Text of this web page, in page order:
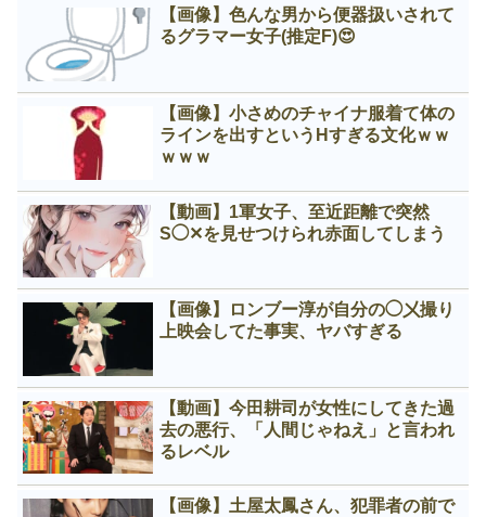
【画像】色んな男から便器扱いされて
るグラマー女子(推定F)😍
【画像】小さめのチャイナ服着て体の
ラインを出すというНすぎる文化ｗｗ
ｗｗｗ
【動画】1軍女子、至近距離で突然
S◯✕を見せつけられ赤面してしまう
【画像】ロンブー淳が自分の◯㐅撮り
上映会してた事実、ヤバすぎる
【動画】今田耕司が女性にしてきた過
去の悪行、「人間じゃねえ」と言われ
るレベル
【画像】土屋太鳳さん、犯罪者の前で